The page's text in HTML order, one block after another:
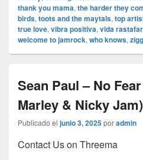
thank you mama, the harder they
birds, toots and the maytals, top
true love, vibra positiva, vida
welcome to jamrock, who knows,
Sean Paul – No
Marley & Nicky Jam)
Publicado el junio 3, 2025poradmin
Contact Us on Threema